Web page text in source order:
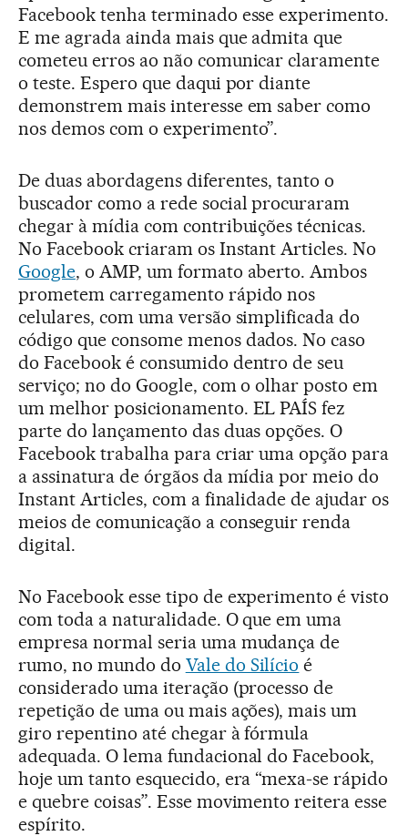
Facebook tenha terminado esse experimento.
E me agrada ainda mais que admita que
cometeu erros ao não comunicar claramente
o teste. Espero que daqui por diante
demonstrem mais interesse em saber como
nos demos com o experimento”.
De duas abordagens diferentes, tanto o
buscador como a rede social procuraram
chegar à mídia com contribuições técnicas.
No Facebook criaram os Instant Articles. No
Google, o AMP, um formato aberto. Ambos
prometem carregamento rápido nos
celulares, com uma versão simplificada do
código que consome menos dados. No caso
do Facebook é consumido dentro de seu
serviço; no do Google, com o olhar posto em
um melhor posicionamento. EL PAÍS fez
parte do lançamento das duas opções. O
Facebook trabalha para criar uma opção para
a assinatura de órgãos da mídia por meio do
Instant Articles, com a finalidade de ajudar os
meios de comunicação a conseguir renda
digital.
No Facebook esse tipo de experimento é visto
com toda a naturalidade. O que em uma
empresa normal seria uma mudança de
rumo, no mundo do Vale do Silício é
considerado uma iteração (processo de
repetição de uma ou mais ações), mais um
giro repentino até chegar à fórmula
adequada. O lema fundacional do Facebook,
hoje um tanto esquecido, era “mexa-se rápido
e quebre coisas”. Esse movimento reitera esse
espírito.